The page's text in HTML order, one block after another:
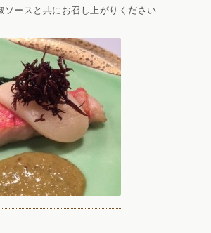
ソースと共にお召し上がりください